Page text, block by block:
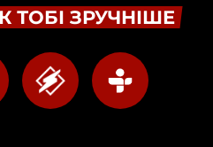
ТОБІ ЗРУЧНІШЕ